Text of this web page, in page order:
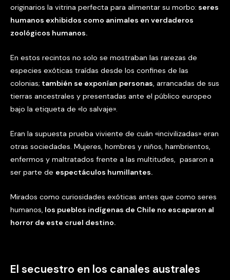
originarios la vitrina perfecta para alimentar su morbo: seres
humanos exhibidos como animales en verdaderos
zoológicos humanos.
En estos recintos no solo se mostraban las rarezas de
especies exóticas traídas desde los confines de las
colonias; también se exponían personas, arrancadas de sus
tierras ancestrales y presentadas ante el público europeo
bajo la etiqueta de «lo salvaje».
Eran la supuesta prueba viviente de cuán «incivilizadas» eran
otras sociedades. Mujeres, hombres y niños, hambrientos,
enfermos y maltratados frente a las multitudes, pasaron a
ser parte de espectáculos humillantes.
Mirados como curiosidades exóticas antes que como seres
humanos, los pueblos indígenas de Chile no escaparon al
horror de este cruel destino.
El secuestro en los canales australes